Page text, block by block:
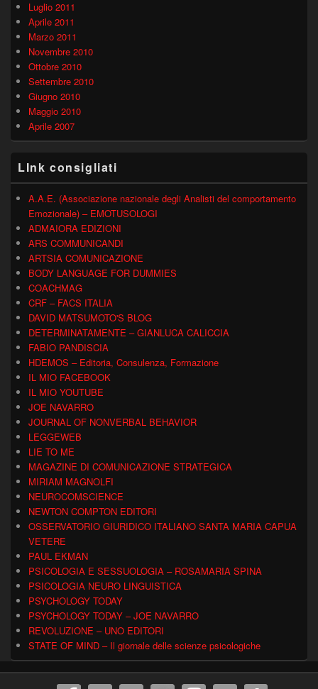
Luglio 2011
Aprile 2011
Marzo 2011
Novembre 2010
Ottobre 2010
Settembre 2010
Giugno 2010
Maggio 2010
Aprile 2007
LInk consigliati
A.A.E. (Associazione nazionale degli Analisti del comportamento
Emozionale) – EMOTUSOLOGI
ADMAIORA EDIZIONI
ARS COMMUNICANDI
ARTSIA COMUNICAZIONE
BODY LANGUAGE FOR DUMMIES
COACHMAG
CRF – FACS ITALIA
DAVID MATSUMOTO'S BLOG
DETERMINATAMENTE – GIANLUCA CALICCIA
FABIO PANDISCIA
HDEMOS – Editoria, Consulenza, Formazione
IL MIO FACEBOOK
IL MIO YOUTUBE
JOE NAVARRO
JOURNAL OF NONVERBAL BEHAVIOR
LEGGEWEB
LIE TO ME
MAGAZINE DI COMUNICAZIONE STRATEGICA
MIRIAM MAGNOLFI
NEUROCOMSCIENCE
NEWTON COMPTON EDITORI
OSSERVATORIO GIURIDICO ITALIANO SANTA MARIA CAPUA
VETERE
PAUL EKMAN
PSICOLOGIA E SESSUOLOGIA – ROSAMARIA SPINA
PSICOLOGIA NEURO LINGUISTICA
PSYCHOLOGY TODAY
PSYCHOLOGY TODAY – JOE NAVARRO
REVOLUZIONE – UNO EDITORI
STATE OF MIND – Il giornale delle scienze psicologiche